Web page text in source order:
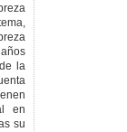
la
en
su